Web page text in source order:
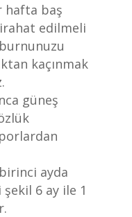
hafta baş
edilmeli
kaçınmak
güneş
ayda
6 ay ile 1